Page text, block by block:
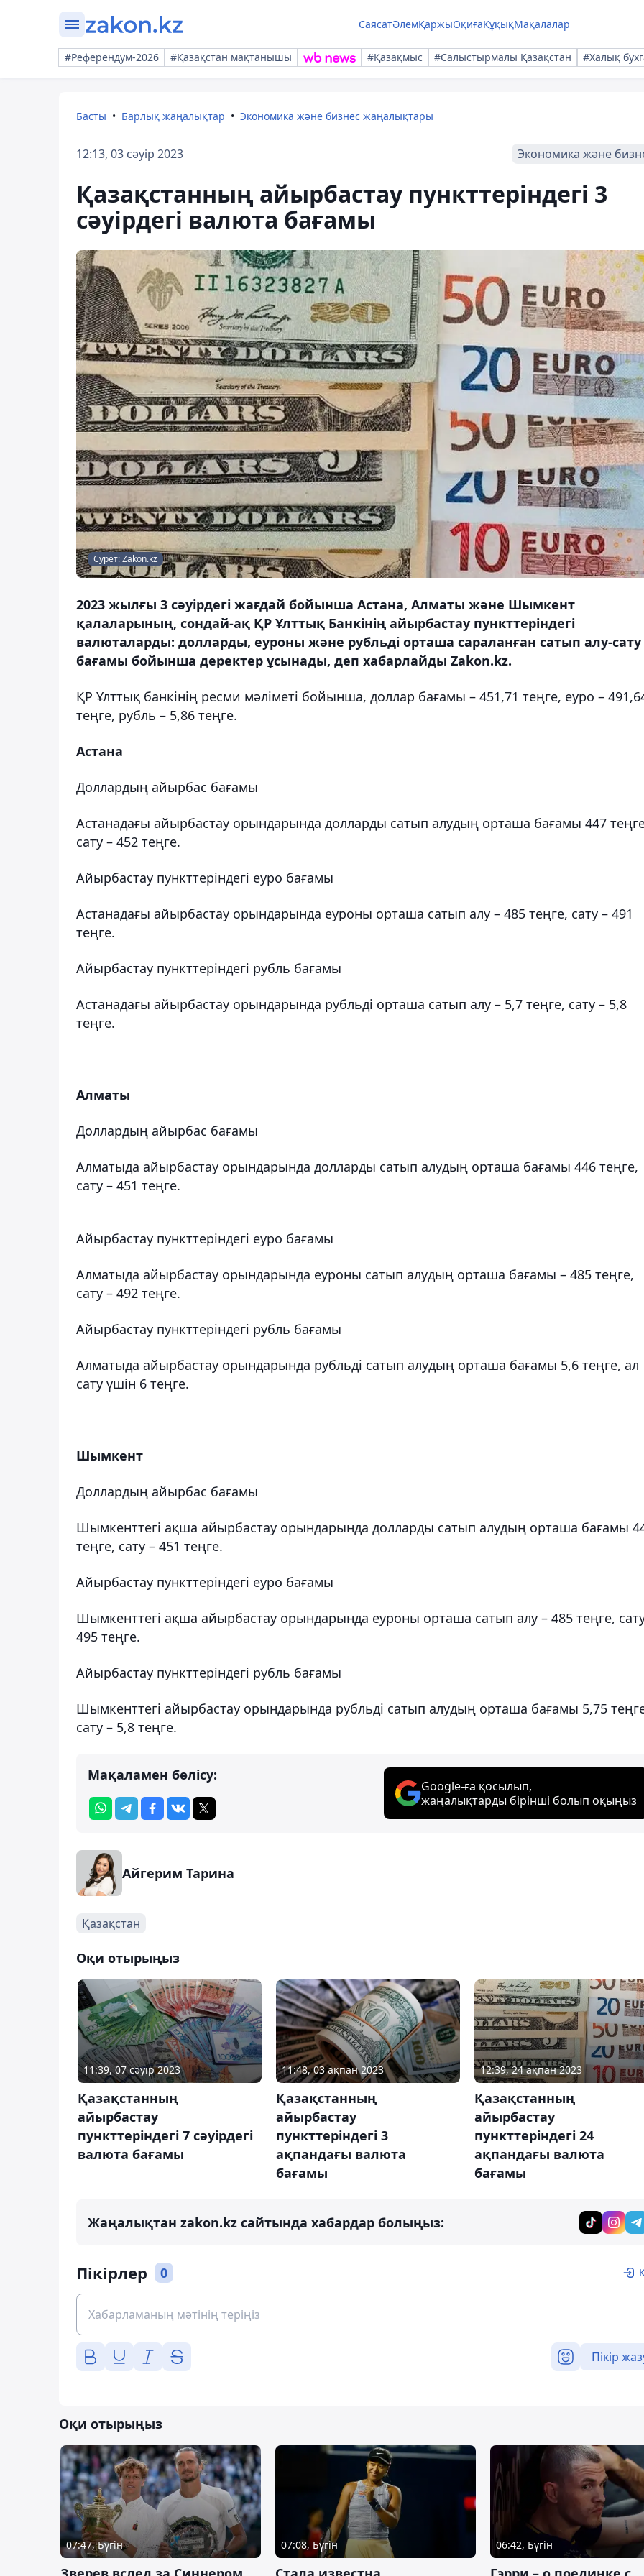
СаясатӘлемҚаржыОқиғаҚұқықМақалалар
#Референдум-2026 #Қазақстан мақтанышы #Қазақмыс #Салыстырмалы Қазақстан #Халық
Басты Барлық жаңалықтар Экономика және бизнес жаңалықтары
12:13, 03 сәуір 2023 Экономика және
Қазақстанның айырбастау пункттеріндегі 3
сәуірдегі валюта бағамы
Сурет: Zakon.kz
2023 жылғы 3 сәуірдегі жағдай бойынша Астана, Алматы және Шымкент
қалаларының, сондай-ақ ҚР Ұлттық Банкінің айырбастау пункттеріндегі
валюталарды: долларды, еуроны және рубльді орташа сараланған сатып алу-сату
бағамы бойынша деректер ұсынады, деп хабарлайды Zakon.kz.
ҚР Ұлттық банкінің ресми мәліметі бойынша, доллар бағамы – 451,71 теңге, еуро –
теңге, рубль – 5,86 теңге.
Астана
Доллардың айырбас бағамы
Астанадағы айырбастау орындарында долларды сатып алудың орташа бағамы 447
сату – 452 теңге.
Айырбастау пункттеріндегі еуро бағамы
Астанадағы айырбастау орындарында еуроны орташа сатып алу – 485 теңге, сату – 491
теңге.
Айырбастау пункттеріндегі рубль бағамы
Астанадағы айырбастау орындарында рубльді орташа сатып алу – 5,7 теңге, сату – 5,8
теңге.
Алматы
Доллардың айырбас бағамы
Алматыда айырбастау орындарында долларды сатып алудың орташа бағамы 446 теңге,
сату – 451 теңге.
Айырбастау пункттеріндегі еуро бағамы
Алматыда айырбастау орындарында еуроны сатып алудың орташа бағамы – 485 теңге,
сату – 492 теңге.
Айырбастау пункттеріндегі рубль бағамы
Алматыда айырбастау орындарында рубльді сатып алудың орташа бағамы 5,6 теңге, ал
сату үшін 6 теңге.
Шымкент
Доллардың айырбас бағамы
Шымкенттегі ақша айырбастау орындарында долларды сатып алудың орташа бағамы
теңге, сату – 451 теңге.
Айырбастау пункттеріндегі еуро бағамы
Шымкенттегі ақша айырбастау орындарында еуроны орташа сатып алу – 485 теңге,
495 теңге.
Айырбастау пункттеріндегі рубль бағамы
Шымкенттегі айырбастау орындарында рубльді сатып алудың орташа бағамы 5,75
сату – 5,8 теңге.
Мақаламен бөлісу:
Google-ға қосылып,
жаңалықтарды бірінші болып оқыңыз
Айгерим Тарина
Қазақстан
Оқи отырыңыз
11:39, 07 сәуір 2023
Қазақстанның
айырбастау
пункттеріндегі 7 сәуірдегі
валюта бағамы
11:48, 03 ақпан 2023
Қазақстанның
айырбастау
пункттеріндегі 3
ақпандағы валюта
бағамы
12:39, 24 ақпан 2023
Қазақстанның
айырбастау
пункттеріндегі 24
ақпандағы валюта
бағамы
Жаңалықтан zakon.kz сайтында хабардар болыңыз:
Пікірлер 0
Пікір
Оқи отырыңыз
07:47, Бүгін 07:08, Бүгін 06:42, Бүгін